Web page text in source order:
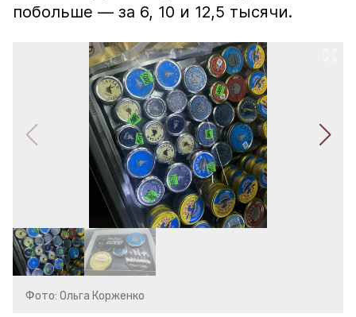
побольше — за 6, 10 и 12,5 тысячи.
Фото: Ольга Корженко